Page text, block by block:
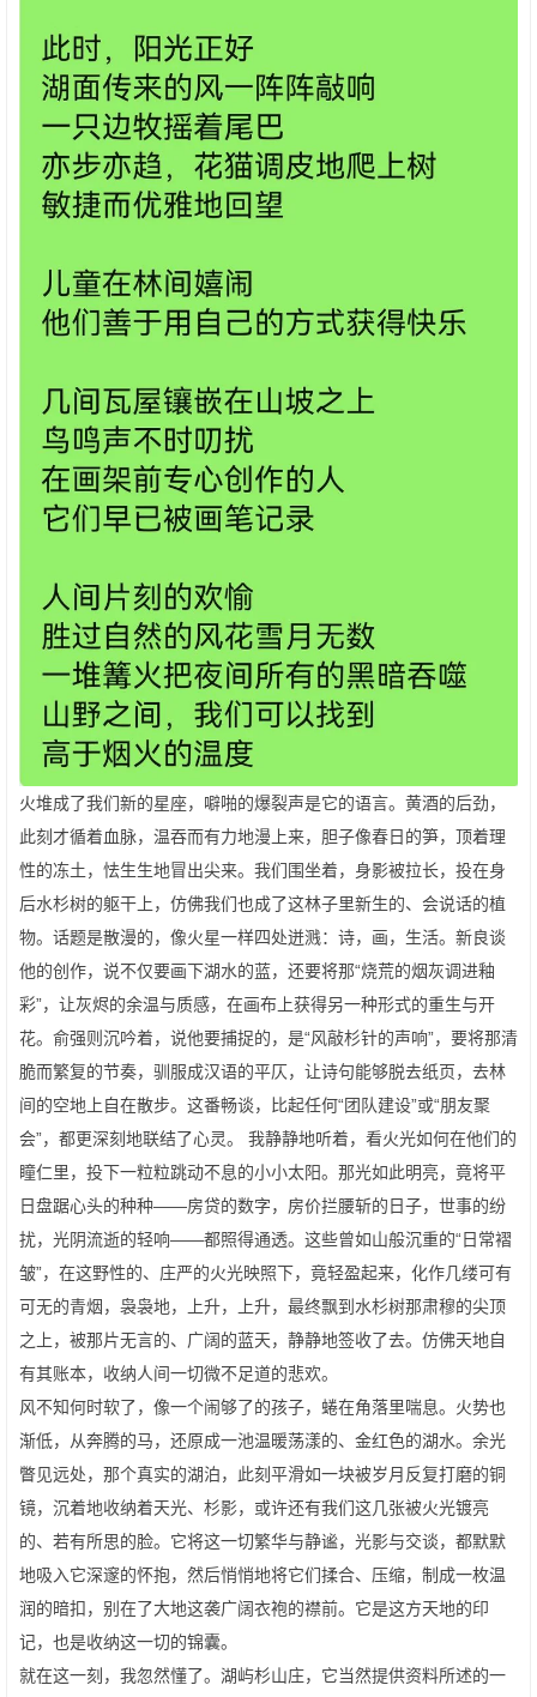
火堆成了我们新的星座，噼啪的爆裂声是它的语言。黄酒的后劲，
此刻才循着血脉，温吞而有力地漫上来，胆子像春日的笋，顶着理
性的冻土，怯生生地冒出尖来。我们围坐着，身影被拉长，投在身
后水杉树的躯干上，仿佛我们也成了这林子里新生的、会说话的植
物。话题是散漫的，像火星一样四处迸溅：诗，画，生活。新良谈
他的创作，说不仅要画下湖水的蓝，还要将那“烧荒的烟灰调进釉
彩”，让灰烬的余温与质感，在画布上获得另一种形式的重生与开
花。俞强则沉吟着，说他要捕捉的，是“风敲杉针的声响”，要将那清
脆而繁复的节奏，驯服成汉语的平仄，让诗句能够脱去纸页，去林
间的空地上自在散步。这番畅谈，比起任何“团队建设”或“朋友聚
会”，都更深刻地联结了心灵。 我静静地听着，看火光如何在他们的
瞳仁里，投下一粒粒跳动不息的小小太阳。那光如此明亮，竟将平
日盘踞心头的种种——房贷的数字，房价拦腰斩的日子，世事的纷
扰，光阴流逝的轻响——都照得通透。这些曾如山般沉重的“日常褶
皱”，在这野性的、庄严的火光映照下，竟轻盈起来，化作几缕可有
可无的青烟，袅袅地，上升，上升，最终飘到水杉树那肃穆的尖顶
之上，被那片无言的、广阔的蓝天，静静地签收了去。仿佛天地自
有其账本，收纳人间一切微不足道的悲欢。
风不知何时软了，像一个闹够了的孩子，蜷在角落里喘息。火势也
渐低，从奔腾的马，还原成一池温暖荡漾的、金红色的湖水。余光
瞥见远处，那个真实的湖泊，此刻平滑如一块被岁月反复打磨的铜
镜，沉着地收纳着天光、杉影，或许还有我们这几张被火光镀亮
的、若有所思的脸。它将这一切繁华与静谧，光影与交谈，都默默
地吸入它深邃的怀抱，然后悄悄地将它们揉合、压缩，制成一枚温
润的暗扣，别在了大地这袭广阔衣袍的襟前。它是这方天地的印
记，也是收纳这一切的锦囊。
就在这一刻，我忽然懂了。湖屿杉山庄，它当然提供资料所述的一